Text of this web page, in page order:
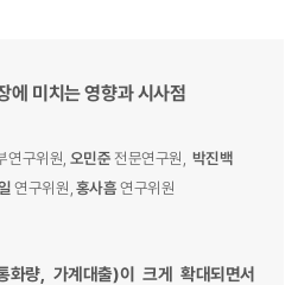
에 미치는 영향과 시사점
연구위원, 오민준 전문연구원,
박진백
연구위원, 홍사흠연구위원
화량, 가계대출)이 크게 확대되면서